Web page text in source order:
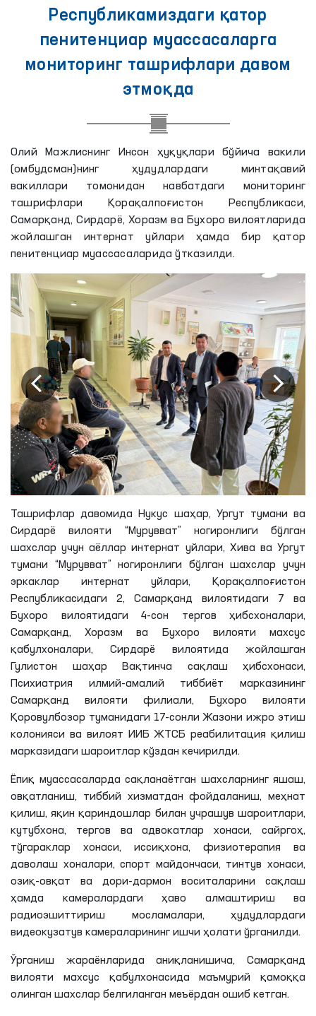
Республикамиздаги қатор
пенитенциар муассасаларга
мониторинг ташрифлари давом
этмоқда
Олий Мажлиснинг Инсон ҳуқуқлари бўйича вакили
(омбудсман)нинг ҳудудлардаги минтақавий
вакиллари томонидан навбатдаги мониторинг
ташрифлари Қорақалпоғистон Республикаси,
Самарқанд, Сирдарё, Хоразм ва Бухоро вилоятларида
жойлашган интернат уйлари ҳамда бир қатор
пенитенциар муассасаларида ўтказилди.
Ташрифлар давомида Нукус шаҳар, Ургут тумани ва
Сирдарё вилояти “Мурувват” ногиронлиги бўлган
шахслар учун аёллар интернат уйлари, Хива ва Ургут
тумани “Мурувват” ногиронлиги бўлган шахслар учун
эркаклар интернат уйлари, Қорақалпоғистон
Республикасидаги 2, Самарқанд вилоятидаги 7 ва
Бухоро вилоятидаги 4-сон тергов ҳибсхоналари,
Самарқанд, Хоразм ва Бухоро вилояти махсус
қабулхоналари, Сирдарё вилоятида жойлашган
Гулистон шаҳар Вақтинча сақлаш ҳибсхонаси,
Психиатрия илмий-амалий тиббиёт марказининг
Самарқанд вилояти филиали, Бухоро вилояти
Қоровулбозор туманидаги 17-сонли Жазони ижро этиш
колонияси ва вилоят ИИБ ЖТСБ реабилитация қилиш
марказидаги шароитлар кўздан кечирилди.
Ёпиқ муассасаларда сақланаётган шахсларнинг яшаш,
овқатланиш, тиббий хизматдан фойдаланиш, меҳнат
қилиш, яқин қариндошлар билан учрашув шароитлари,
кутубхона, тергов ва адвокатлар хонаси, сайргоҳ,
тўгараклар хонаси, иссиқхона, физиотерапия ва
даволаш хоналари, спорт майдончаси, тинтув хонаси,
озиқ-овқат ва дори-дармон воситаларини сақлаш
ҳамда камералардаги ҳаво алмаштириш ва
радиоэшиттириш мосламалари, ҳудудлардаги
видеокузатув камераларининг ишчи ҳолати ўрганилди.
Ўрганиш жараёнларида аниқланишича, Самарқанд
вилояти махсус қабулхонасида маъмурий қамоққа
олинган шахслар белгиланган мeъёрдан ошиб кетган.